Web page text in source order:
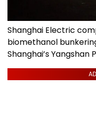
Shanghai Electric
biomethanol
Shanghai’s Yangshan